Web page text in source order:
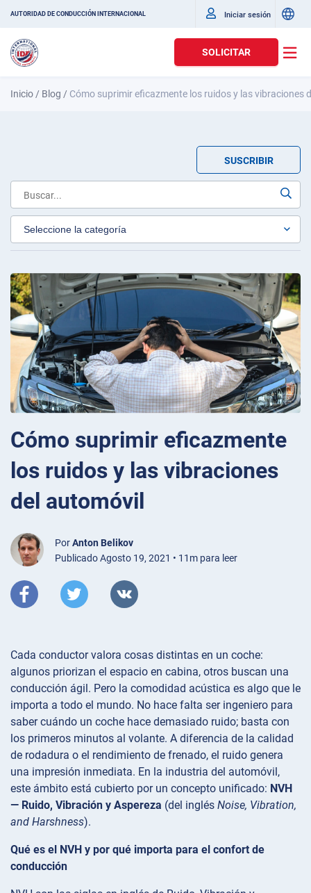
AUTORIDAD DE CONDUCCIÓN INTERNACIONAL Iniciar sesión
SOLICITAR
Inicio / Blog / Cómo suprimir eficazmente los ruidos y las vibraciones
SUSCRIBIR
Cómo suprimir eficazmente
los ruidos y las vibraciones
del automóvil
PorAnton Belikov
Publicado Agosto 19, 2021 • 11m para leer
Cada conductor valora cosas distintas en un coche:
algunos priorizan el espacio en cabina, otros buscan una
conducción ágil. Pero la comodidad acústica es algo que le
importa a todo el mundo. No hace falta ser ingeniero para
saber cuándo un coche hace demasiado ruido; basta con
los primeros minutos al volante. A diferencia de la calidad
de rodadura o el rendimiento de frenado, el ruido genera
una impresión inmediata. En la industria del automóvil,
este ámbito está cubierto por un concepto unificado: NVH
— Ruido, Vibración y Aspereza (del inglés Noise, Vibration,
and Harshness).
Qué es el NVH y por qué importa para el confort de
conducción